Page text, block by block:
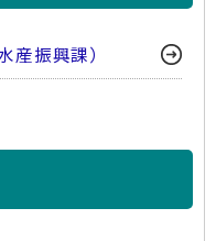
産振興課）